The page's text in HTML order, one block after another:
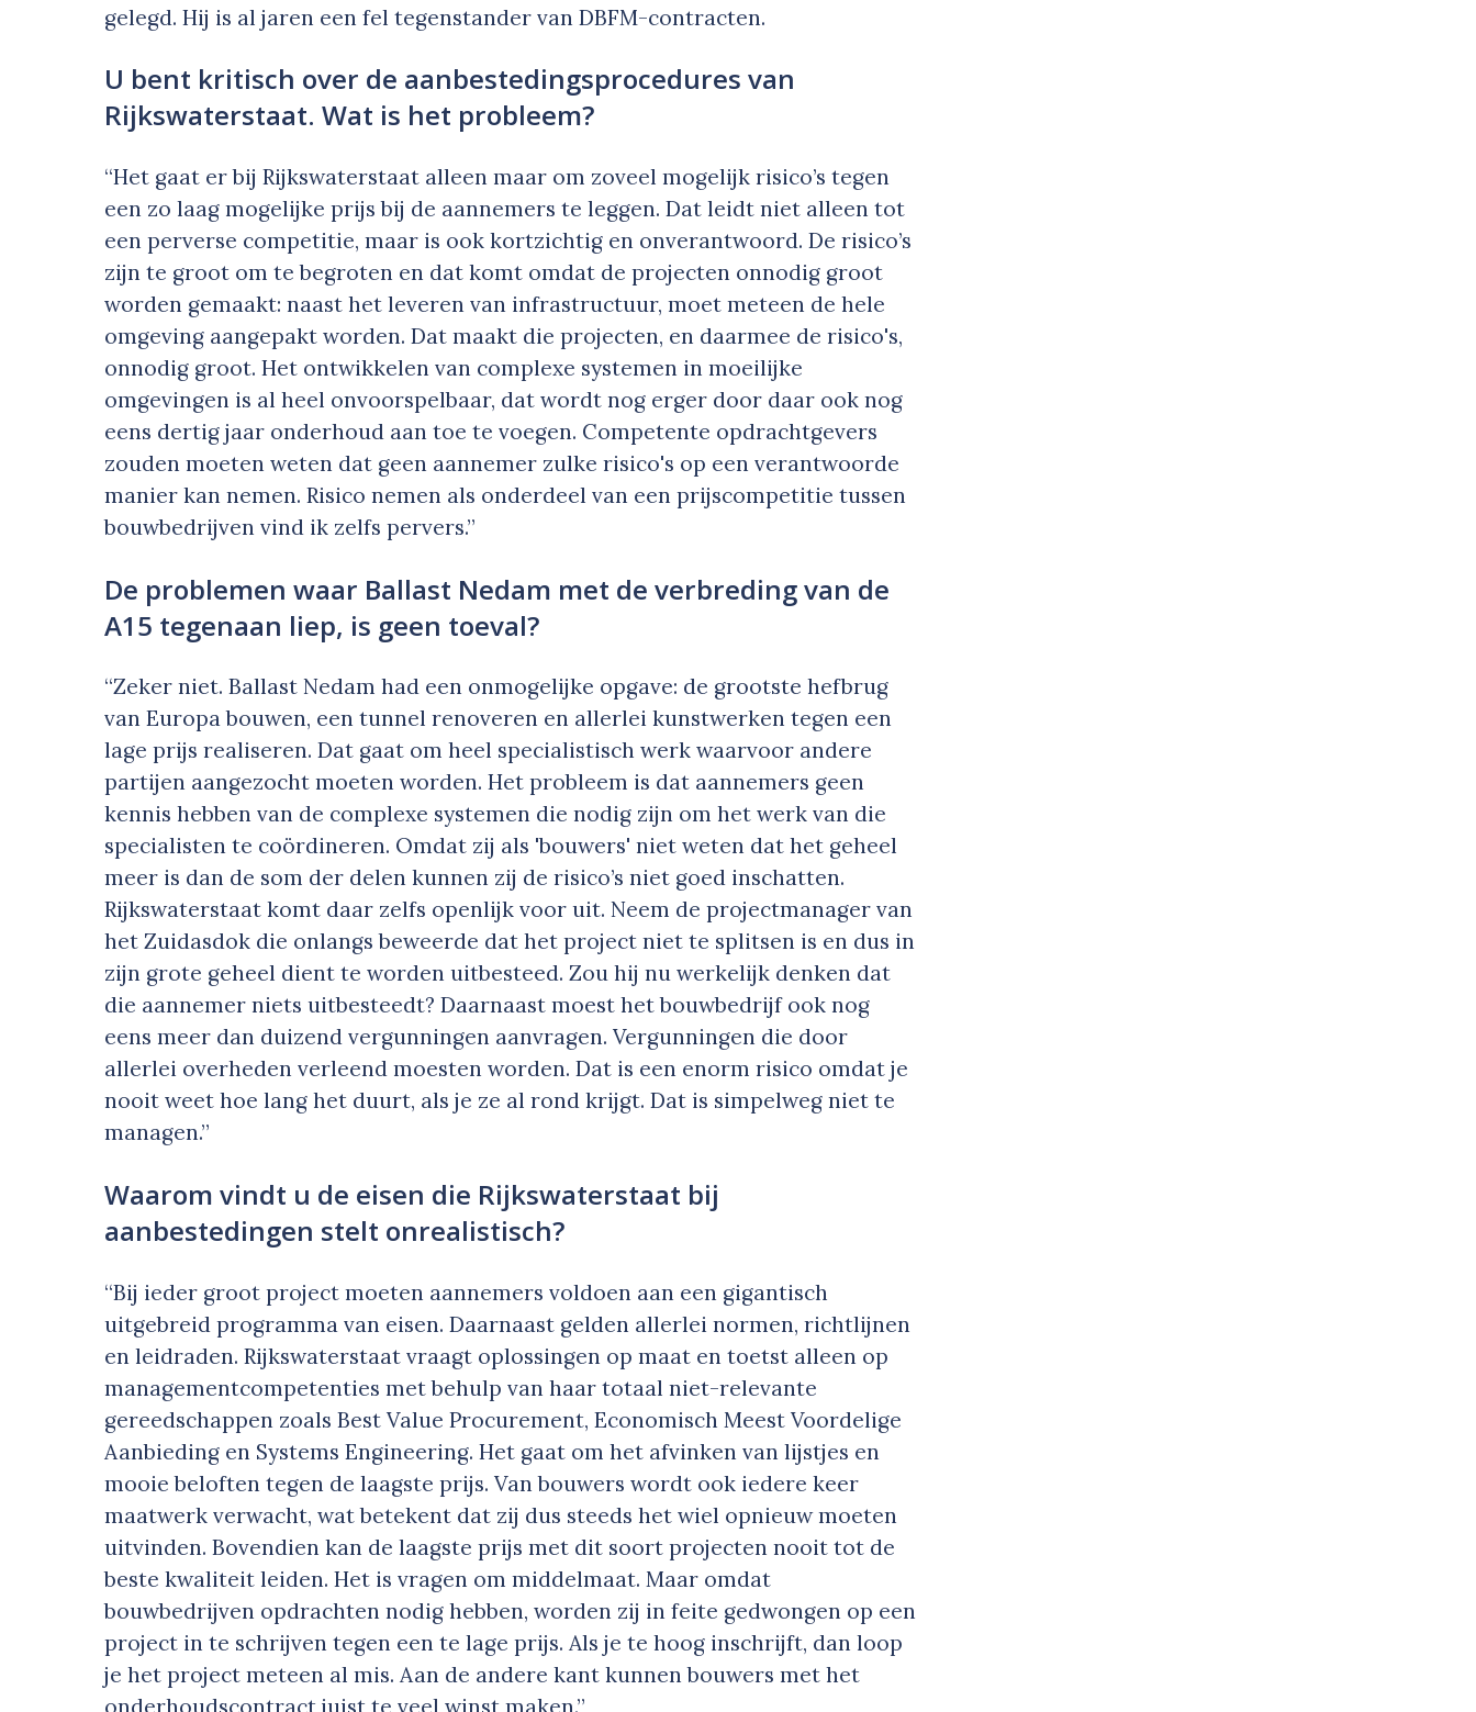
gelegd. Hij is al jaren een fel tegenstander van DBFM-contracten.
U bent kritisch over de aanbestedingsprocedures van
Rijkswaterstaat. Wat is het probleem?
“Het gaat er bij Rijkswaterstaat alleen maar om zoveel mogelijk risico’s tegen
een zo laag mogelijke prijs bij de aannemers te leggen. Dat leidt niet alleen tot
een perverse competitie, maar is ook kortzichtig en onverantwoord. De risico’s
zijn te groot om te begroten en dat komt omdat de projecten onnodig groot
worden gemaakt: naast het leveren van infrastructuur, moet meteen de hele
omgeving aangepakt worden. Dat maakt die projecten, en daarmee de risico's,
onnodig groot. Het ontwikkelen van complexe systemen in moeilijke
omgevingen is al heel onvoorspelbaar, dat wordt nog erger door daar ook nog
eens dertig jaar onderhoud aan toe te voegen. Competente opdrachtgevers
zouden moeten weten dat geen aannemer zulke risico's op een verantwoorde
manier kan nemen. Risico nemen als onderdeel van een prijscompetitie tussen
bouwbedrijven vind ik zelfs pervers.”
De problemen waar Ballast Nedam met de verbreding van de
A15 tegenaan liep, is geen toeval?
“Zeker niet. Ballast Nedam had een onmogelijke opgave: de grootste hefbrug
van Europa bouwen, een tunnel renoveren en allerlei kunstwerken tegen een
lage prijs realiseren. Dat gaat om heel specialistisch werk waarvoor andere
partijen aangezocht moeten worden. Het probleem is dat aannemers geen
kennis hebben van de complexe systemen die nodig zijn om het werk van die
specialisten te coördineren. Omdat zij als 'bouwers' niet weten dat het geheel
meer is dan de som der delen kunnen zij de risico’s niet goed inschatten.
Rijkswaterstaat komt daar zelfs openlijk voor uit. Neem de projectmanager van
het Zuidasdok die onlangs beweerde dat het project niet te splitsen is en dus in
zijn grote geheel dient te worden uitbesteed. Zou hij nu werkelijk denken dat
die aannemer niets uitbesteedt? Daarnaast moest het bouwbedrijf ook nog
eens meer dan duizend vergunningen aanvragen. Vergunningen die door
allerlei overheden verleend moesten worden. Dat is een enorm risico omdat je
nooit weet hoe lang het duurt, als je ze al rond krijgt. Dat is simpelweg niet te
managen.”
Waarom vindt u de eisen die Rijkswaterstaat bij
aanbestedingen stelt onrealistisch?
“Bij ieder groot project moeten aannemers voldoen aan een gigantisch
uitgebreid programma van eisen. Daarnaast gelden allerlei normen, richtlijnen
en leidraden. Rijkswaterstaat vraagt oplossingen op maat en toetst alleen op
managementcompetenties met behulp van haar totaal niet-relevante
gereedschappen zoals Best Value Procurement, Economisch Meest Voordelige
Aanbieding en Systems Engineering. Het gaat om het afvinken van lijstjes en
mooie beloften tegen de laagste prijs. Van bouwers wordt ook iedere keer
maatwerk verwacht, wat betekent dat zij dus steeds het wiel opnieuw moeten
uitvinden. Bovendien kan de laagste prijs met dit soort projecten nooit tot de
beste kwaliteit leiden. Het is vragen om middelmaat. Maar omdat
bouwbedrijven opdrachten nodig hebben, worden zij in feite gedwongen op een
project in te schrijven tegen een te lage prijs. Als je te hoog inschrijft, dan loop
je het project meteen al mis. Aan de andere kant kunnen bouwers met het
onderhoudscontract juist te veel winst maken.”